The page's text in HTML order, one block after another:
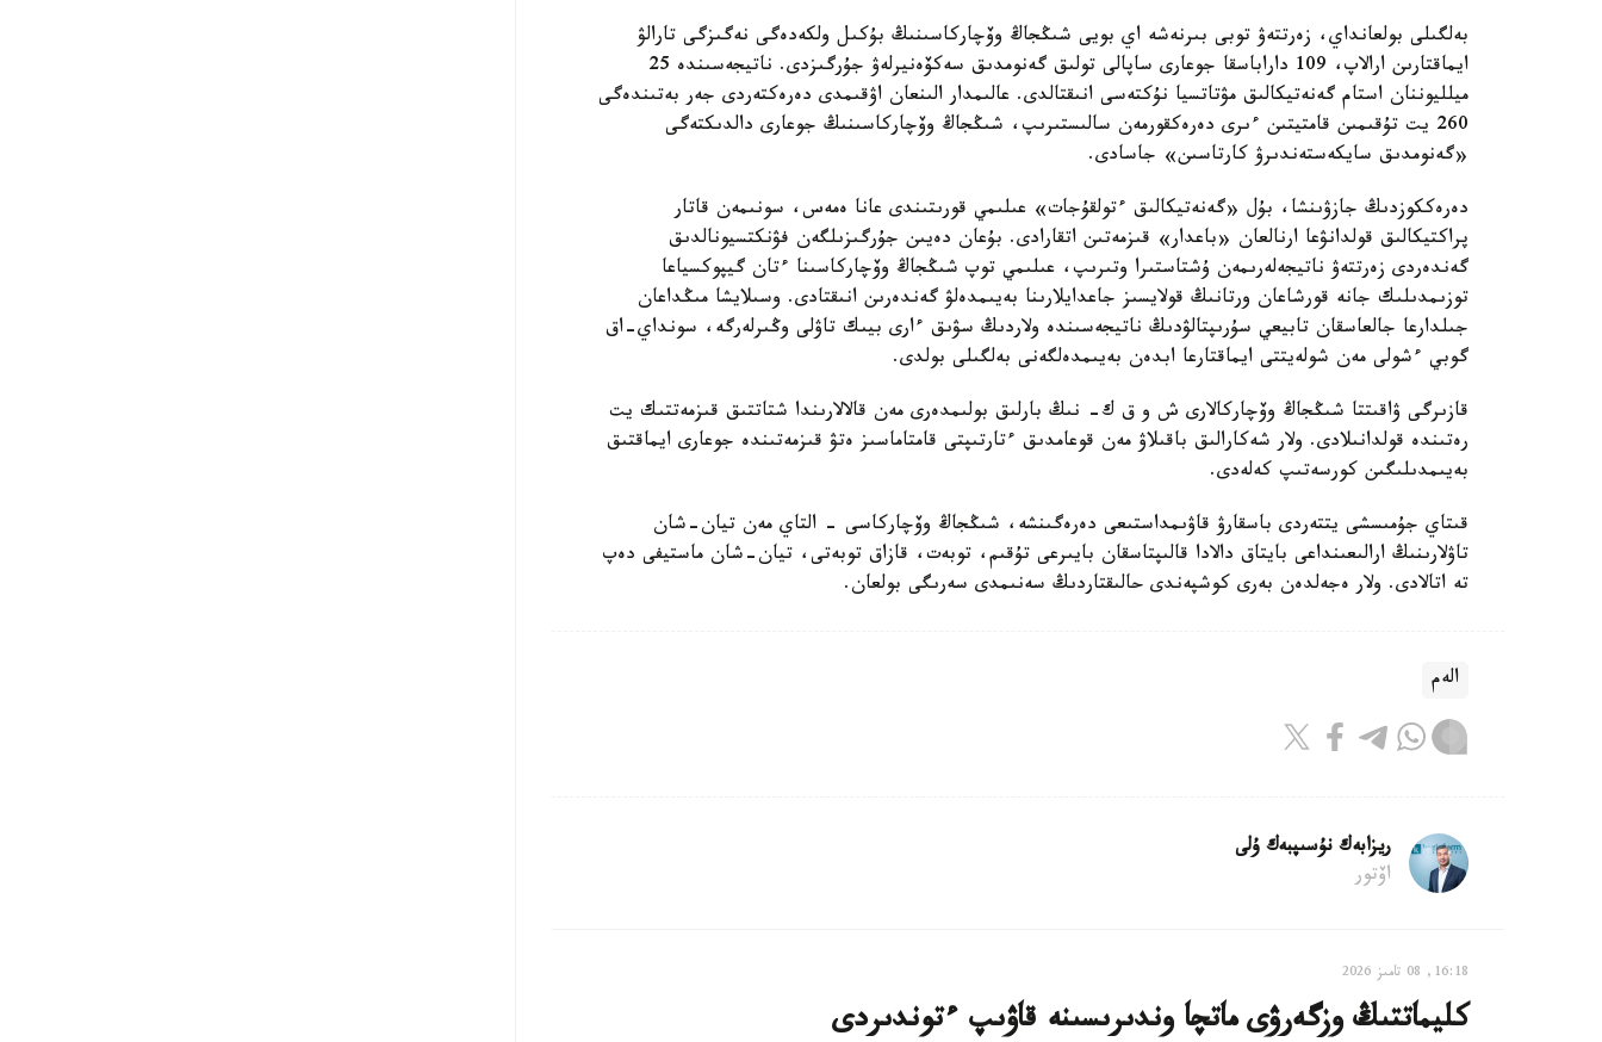
بەلگىلى بولعانداي، زەرتتەۋ توبى بىرنەشە اي بويى شىڭجاڭ وۆچاركاسىنىڭ بۇكىل ولكەدەگى نەگىزگى تارالۋ
ايماقتارىن ارالاپ، 109 داراباسقا جوعارى ساپالى تولىق گەنومدىق سەكۆەنيرلەۋ جۇرگىزدى. ناتيجەسىندە 25
ميلليوننان استام گەنەتيكالىق مۋتاتسيا نۇكتەسى انىقتالدى. عالىمدار الىنعان اۋقىمدى دەرەكتەردى جەر بەتىندەگى
260 يت تۇقىمىن قامتيتىن ءىرى دەرەكقورمەن سالىستىرىپ، شىڭجاڭ وۆچاركاسىنىڭ جوعارى دالدىكتەگى
«گەنومدىق سايكەستەندىرۋ كارتاسىن» جاسادى.
دەرەككوزدىڭ جازۋىنشا، بۇل «گەنەتيكالىق ءتولقۇجات» عىلىمي قورىتىندى عانا ەمەس، سونىمەن قاتار
پراكتيكالىق قولدانۋعا ارنالعان «باعدار» قىزمەتىن اتقارادى. بۇعان دەيىن جۇرگىزىلگەن فۋنكتسيونالدىق
گەندەردى زەرتتەۋ ناتيجەلەرىمەن ۇشتاستىرا وتىرىپ، عىلىمي توپ شىڭجاڭ وۆچاركاسىنا ءتان گيپوكسياعا
توزىمدىلىك جانە قورشاعان ورتانىڭ قولايسىز جاعدايلارىنا بەيىمدەلۋ گەندەرىن انىقتادى. وسىلايشا مىڭداعان
جىلدارعا جالعاسقان تابيعي سۇرىپتالۋدىڭ ناتيجەسىندە ولاردىڭ سۋىق ءارى بيىك تاۋلى وڭىرلەرگە، سونداي-اق
گوبي ءشولى مەن شولەيتتى ايماقتارعا ابدەن بەيىمدەلگەنى بەلگىلى بولدى.
قازىرگى ۋاقىتتا شىڭجاڭ وۆچاركالارى ش و ق ك- نىڭ بارلىق بولىمدەرى مەن قالالارىندا شتاتتىق قىزمەتتىك يت
رەتىندە قولدانىلادى. ولار شەكارالىق باقىلاۋ مەن قوعامدىق ءتارتىپتى قامتاماسىز ەتۋ قىزمەتىندە جوعارى ايماقتىق
بەيىمدىلىگىن كورسەتىپ كەلەدى.
قىتاي جۇمىسشى يتتەردى باسقارۋ قاۋىمداستىعى دەرەگىنشە، شىڭجاڭ وۆچاركاسى - التاي مەن تيان-شان
تاۋلارىنىڭ ارالىعىنداعى بايتاق دالادا قالىپتاسقان بايىرعى تۇقىم، توبەت، قازاق توبەتى، تيان-شان ماستيفى دەپ
تە اتالادى. ولار ەجەلدەن بەرى كوشپەندى حالىقتاردىڭ سەنىمدى سەرىگى بولعان.
الەم
ريزابەك نۇسىپبەك ۇلى
اۆتور
16:18, 08 تامىز 2026
كليماتتىڭ وزگەرۋى ماتچا وندىرىسىنە قاۋىپ ءتوندىردى